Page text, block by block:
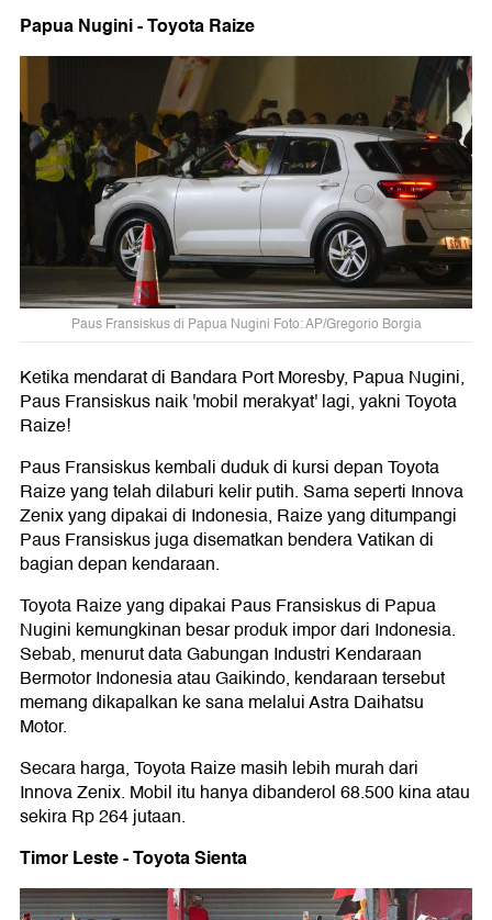
Papua Nugini - Toyota Raize
Paus Fransiskus di Papua Nugini Foto: AP/Gregorio Borgia
Ketika mendarat di Bandara Port Moresby, Papua Nugini,
Paus Fransiskus naik 'mobil merakyat' lagi, yakni Toyota
Raize!
Paus Fransiskus kembali duduk di kursi depan Toyota
Raize yang telah dilaburi kelir putih. Sama seperti Innova
Zenix yang dipakai di Indonesia, Raize yang ditumpangi
Paus Fransiskus juga disematkan bendera Vatikan di
bagian depan kendaraan.
Toyota Raize yang dipakai Paus Fransiskus di Papua
Nugini kemungkinan besar produk impor dari Indonesia.
Sebab, menurut data Gabungan Industri Kendaraan
Bermotor Indonesia atau Gaikindo, kendaraan tersebut
memang dikapalkan ke sana melalui Astra Daihatsu
Motor.
Secara harga, Toyota Raize masih lebih murah dari
Innova Zenix. Mobil itu hanya dibanderol 68.500 kina atau
sekira Rp 264 jutaan.
Timor Leste - Toyota Sienta